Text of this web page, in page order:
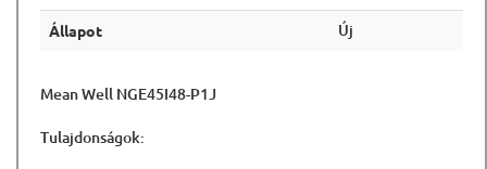
Állapot Új
Mean Well NGE45I48-P1J
Tulajdonságok: